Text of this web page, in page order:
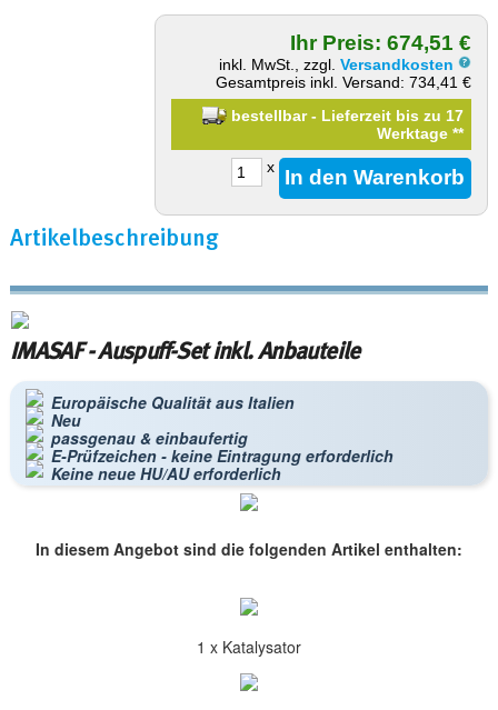
Ihr Preis: 674,51 €
inkl. MwSt., zzgl.Versandkosten
Gesamtpreis inkl. Versand: 734,41 €
bestellbar - Lieferzeit bis zu 17
Werktage**
x
Artikelbeschreibung
IMASAF - Auspuff-Set inkl. Anbauteile
Europäische Qualität aus Italien
Neu
passgenau & einbaufertig
E-Prüfzeichen - keine Eintragung erforderlich
Keine neue HU/AU erforderlich
In diesem Angebot sind die folgenden Artikel enthalten:
1 x Katalysator